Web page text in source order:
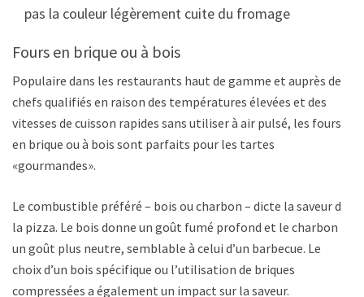
pas la couleur légèrement cuite du fromage
Fours en brique ou à bois
Populaire dans les restaurants haut de gamme et auprès des
chefs qualifiés en raison des températures élevées et des
vitesses de cuisson rapides sans utiliser à air pulsé, les fours
en brique ou à bois sont parfaits pour les tartes
«gourmandes».
Le combustible préféré – bois ou charbon – dicte la saveur de
la pizza. Le bois donne un goût fumé profond et le charbon
un goût plus neutre, semblable à celui d’un barbecue. Le
choix d’un bois spécifique ou l’utilisation de briques
compressées a également un impact sur la saveur.